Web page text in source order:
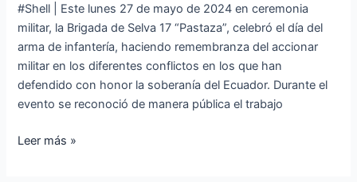
#Shell | Este lunes 27 de mayo de 2024 en ceremonia
militar, la Brigada de Selva 17 “Pastaza”, celebró el día del
arma de infantería, haciendo remembranza del accionar
militar en los diferentes conflictos en los que han
defendido con honor la soberanía del Ecuador. Durante el
evento se reconoció de manera pública el trabajo
rescate
del
helicóptero
MI-
171
accidentado
Pastaza
Leer más »